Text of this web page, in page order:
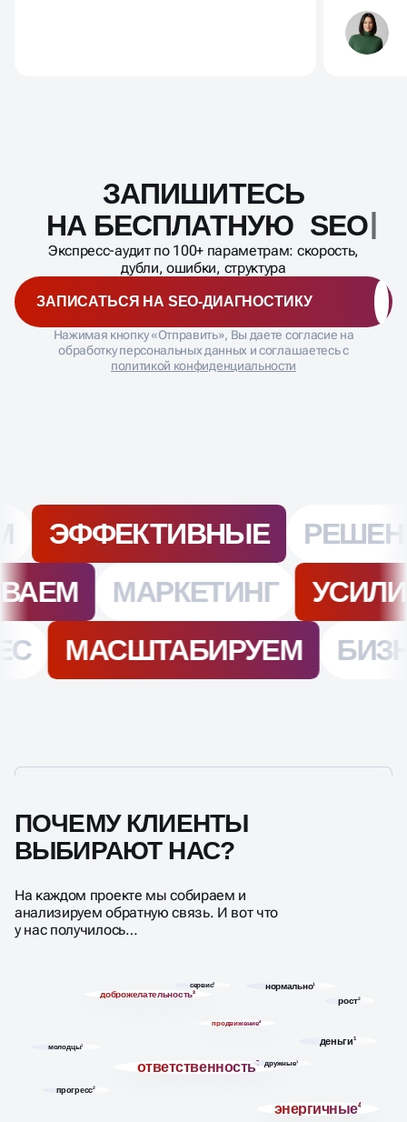
Масштабирование
процесса
ЗАПИШИТЕСЬ
НА БЕСПЛАТНУЮ SEO-
ДИАГНОСТИКУ
Экспресс-аудит по 100+ параметрам: скорость,
дубли, ошибки, структура
ЗАПИСАТЬСЯ НА SEO-ДИАГНОСТИКУ
Нажимая кнопку «Отправить», Вы даете согласие на
ПОЧЕМУ КЛИЕНТЫ
ВЫБИРАЮТ НАС?
На каждом проекте мы собираем и
анализируем обратную связь. И вот что